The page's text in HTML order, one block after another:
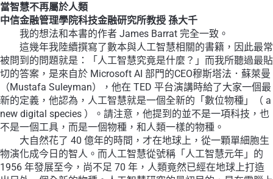
當智慧不再屬於人類
中信金融管理學院科技金融研究所教授 孫大千
我的想法和本書的作者 James Barrat 完全一致。
這幾年我陸續撰寫了數本與人工智慧相關的書籍，因此最常
被問到的問題就是：「人工智慧究竟是什麼？」而我所聽過最貼
切的答案，是來自於 Microsoft AI 部門的CEO穆斯塔法．蘇萊曼
（Mustafa Suleyman），他在 TED 平台演講時給了大家一個最
新的定義，他認為，人工智慧就是一個全新的「數位物種」（ a
new digital species ）。請注意，他提到的並不是一項科技，也
不是一個工具，而是一個物種，和人類一樣的物種。
大自然花了 40 億年的時間，才在地球上，從一顆單細胞生
物演化成今日的智人。而人工智慧從號稱「人工智慧元年」的
1956 年發展至今，尚不足 70 年，人類竟然已經在地球上打造